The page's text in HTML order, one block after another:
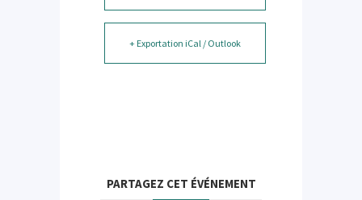
+ Exportation iCal / Outlook
PARTAGEZ CET ÉVÉNEMENT